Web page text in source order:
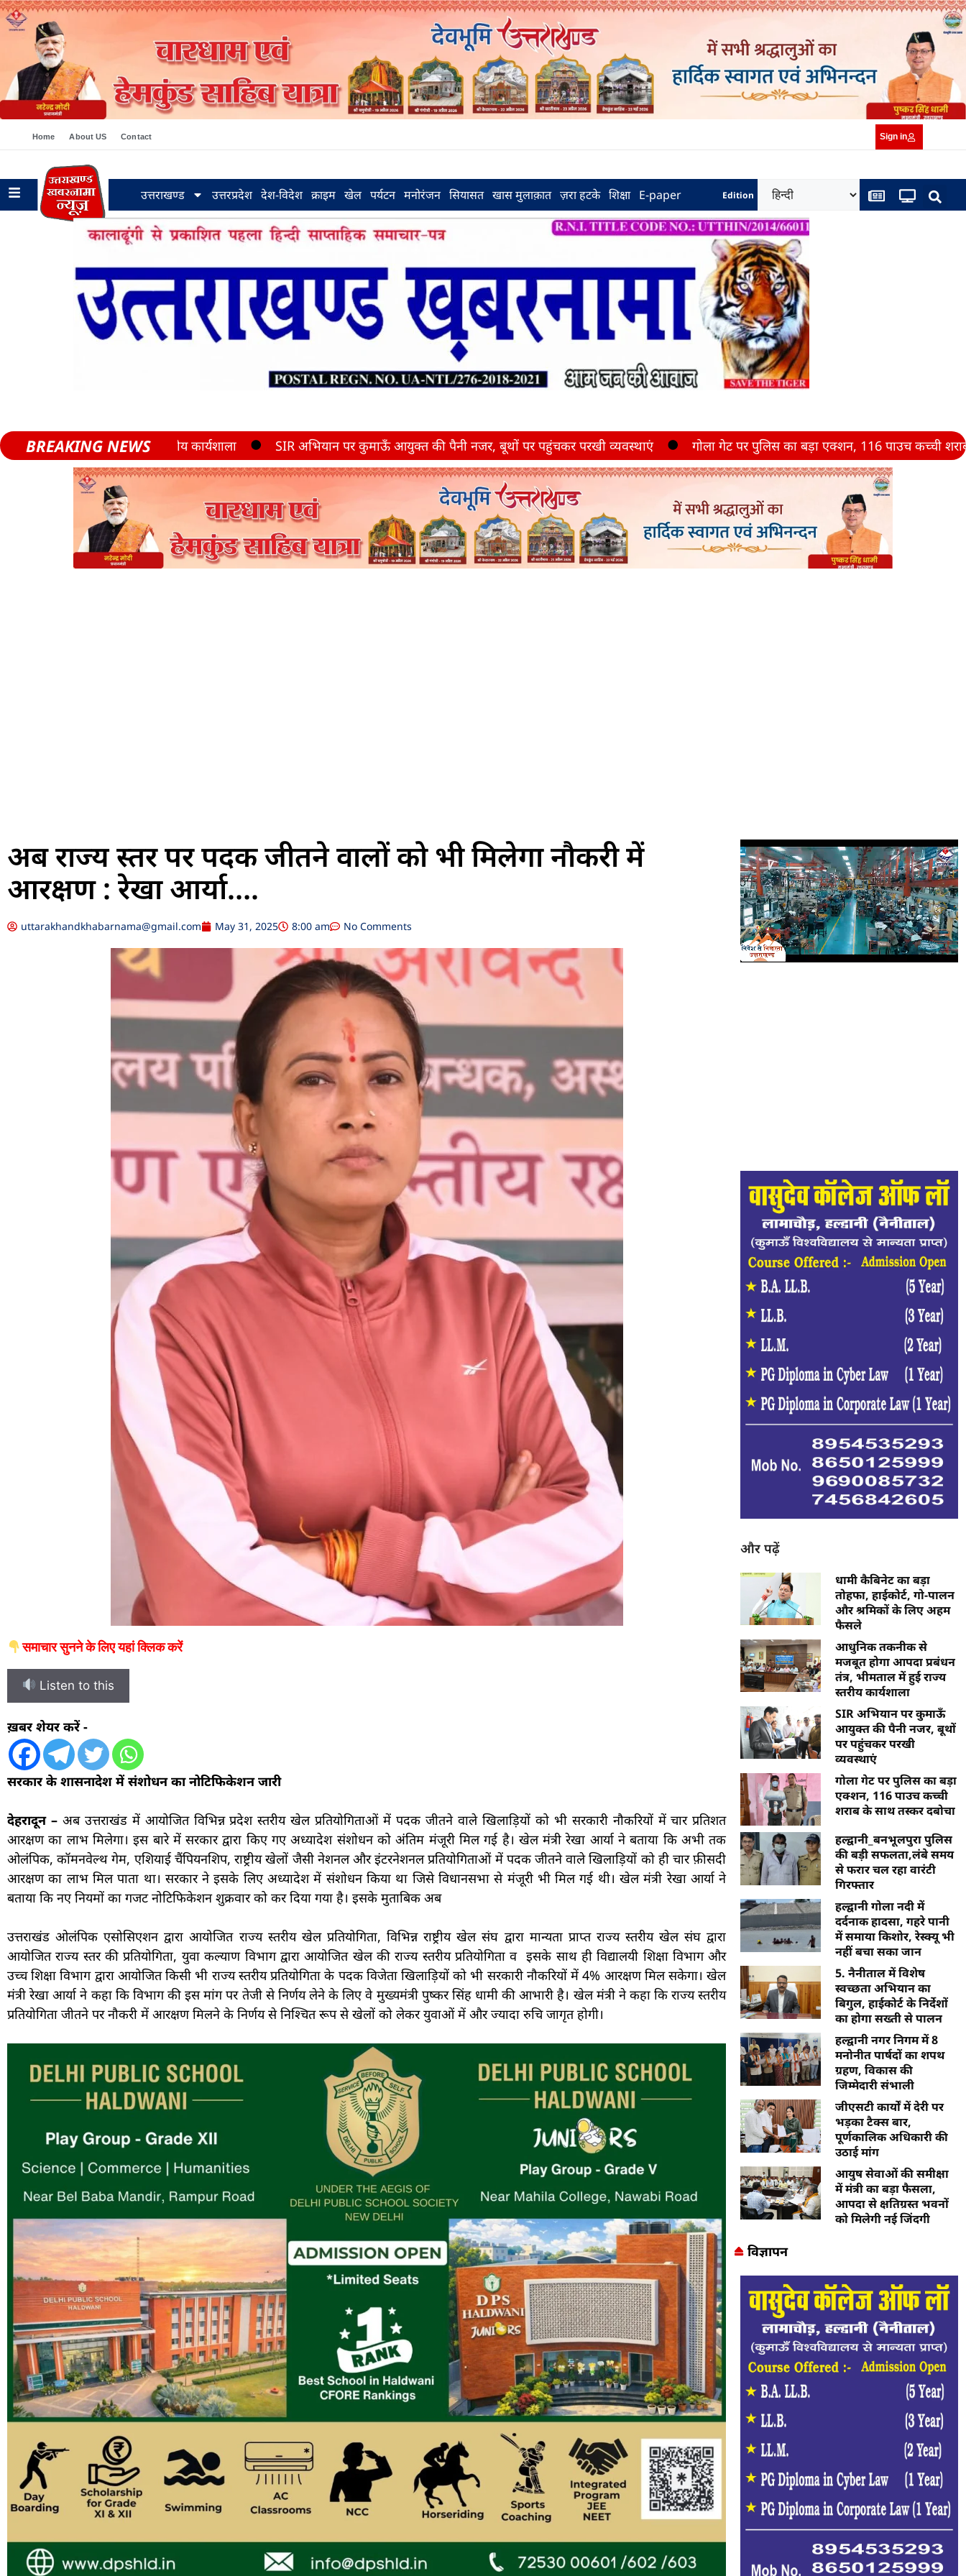
Home About US Contact Sign in
उत्तराखण्ड उत्तरप्रदेश देश-विदेश क्राइम खेल पर्यटन मनोरंजन सियासत खास मुलाक़ात ज़रा हटके शिक्षा E-paper Edition
BREAKING NEWS SIR अभियान पर कुमाऊँ आयुक्त की पैनी नजर, बूथों पर पहुंचकर परखी व्यवस्थाएं गोला गेट पर पुलिस का बड़ा एक्शन, 116 पाउच कच्ची शराब के साथ तस्कर
अब राज्य स्तर पर पदक जीतने वालों को भी मिलेगा नौकरी में
आरक्षण : रेखा आर्या….
uttarakhandkhabarnama@gmail.com May 31, 2025 8:00 am No Comments
समाचार सुनने के लिए यहां क्लिक करें
Listen to this
ख़बर शेयर करें -
सरकार के शासनादेश में संशोधन का नोटिफिकेशन जारी
देहरादून –अब उत्तराखंड में आयोजित विभिन्न प्रदेश स्तरीय खेल प्रतियोगिताओं में पदक जीतने वाले खिलाड़ियों को भी सरकारी नौकरियों में चार प्रतिशत
आरक्षण का लाभ मिलेगा। इस बारे में सरकार द्वारा किए गए अध्यादेश संशोधन को अंतिम मंजूरी मिल गई है। खेल मंत्री रेखा आर्या ने बताया कि अभी तक
ओलंपिक, कॉमनवेल्थ गेम, एशियाई चैंपियनशिप, राष्ट्रीय खेलों जैसी नेशनल और इंटरनेशनल प्रतियोगिताओं में पदक जीतने वाले खिलाड़ियों को ही चार फ़ीसदी
आरक्षण का लाभ मिल पाता था। सरकार ने इसके लिए अध्यादेश में संशोधन किया था जिसे विधानसभा से मंजूरी भी मिल गई थी। खेल मंत्री रेखा आर्या ने
बताया कि नए नियमों का गजट नोटिफिकेशन शुक्रवार को कर दिया गया है। इसके मुताबिक अब
उत्तराखंड ओलंपिक एसोसिएशन द्वारा आयोजित राज्य स्तरीय खेल प्रतियोगिता, विभिन्न राष्ट्रीय खेल संघ द्वारा मान्यता प्राप्त राज्य स्तरीय खेल संघ द्वारा
आयोजित राज्य स्तर की प्रतियोगिता, युवा कल्याण विभाग द्वारा आयोजित खेल की राज्य स्तरीय प्रतियोगिता व इसके साथ ही विद्यालयी शिक्षा विभाग और
उच्च शिक्षा विभाग द्वारा आयोजित किसी भी राज्य स्तरीय प्रतियोगिता के पदक विजेता खिलाड़ियों को भी सरकारी नौकरियों में 4% आरक्षण मिल सकेगा। खेल
मंत्री रेखा आर्या ने कहा कि विभाग की इस मांग पर तेजी से निर्णय लेने के लिए वे मुख्यमंत्री पुष्कर सिंह धामी की आभारी है। खेल मंत्री ने कहा कि राज्य स्तरीय
प्रतियोगिता जीतने पर नौकरी में आरक्षण मिलने के निर्णय से निश्चित रूप से खेलों को लेकर युवाओं में और ज्यादा रुचि जागृत होगी।
और पढ़ें
धामी कैबिनेट का बड़ा
तोहफा, हाईकोर्ट, गो-पालन
और श्रमिकों के लिए अहम
फैसले
आधुनिक तकनीक से
मजबूत होगा आपदा प्रबंधन
तंत्र, भीमताल में हुई राज्य
स्तरीय कार्यशाला
SIR अभियान पर कुमाऊँ
आयुक्त की पैनी नजर, बूथों
पर पहुंचकर परखी
व्यवस्थाएं
गोला गेट पर पुलिस का बड़ा
एक्शन, 116 पाउच कच्ची
शराब के साथ तस्कर दबोचा
हल्द्वानी_बनभूलपुरा पुलिस
की बड़ी सफलता,लंबे समय
से फरार चल रहा वारंटी
गिरफ्तार
हल्द्वानी गोला नदी में
दर्दनाक हादसा, गहरे पानी
में समाया किशोर, रेस्क्यू भी
नहीं बचा सका जान
5. नैनीताल में विशेष
स्वच्छता अभियान का
बिगुल, हाईकोर्ट के निर्देशों
का होगा सख्ती से पालन
हल्द्वानी नगर निगम में 8
मनोनीत पार्षदों का शपथ
ग्रहण, विकास की
जिम्मेदारी संभाली
जीएसटी कार्यों में देरी पर
भड़का टैक्स बार,
पूर्णकालिक अधिकारी की
उठाई मांग
आयुष सेवाओं की समीक्षा
में मंत्री का बड़ा फैसला,
आपदा से क्षतिग्रस्त भवनों
को मिलेगी नई जिंदगी
विज्ञापन